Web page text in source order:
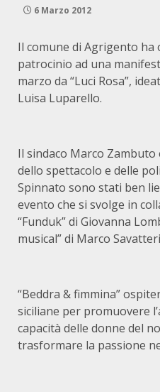
6 Marzo 2012
Il comune di Agrigento
patrocinio ad una
marzo da “Luci Rosa”,
Luisa Luparello.
Il sindaco Marco Zambuto
dello spettacolo e delle
Spinnato sono stati ben
evento che si svolge in
“Funduk” di Giovanna
musical” di Marco
“Beddra & fimmina”
siciliane per promuovere
capacità delle donne del
trasformare la passione